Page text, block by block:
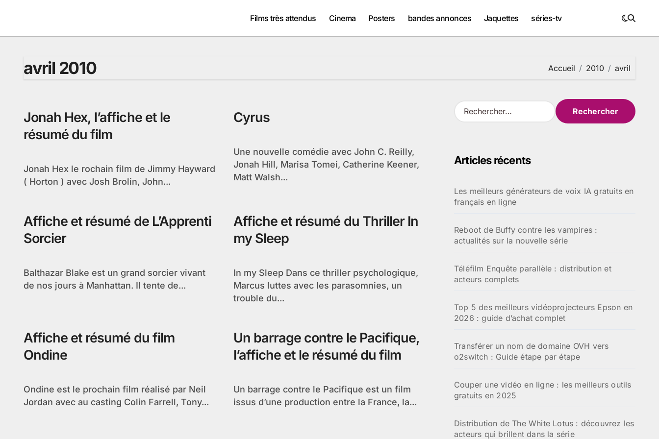
Films très attendus Cinema Posters bandes annonces Jaquettes séries-tv
avril 2010 Accueil 2010 avril
Jonah Hex, l’affiche et le
résumé du film
Jonah Hex le rochain film de Jimmy Hayward
( Horton ) avec Josh Brolin, John...
Cyrus
Une nouvelle comédie avec John C. Reilly,
Jonah Hill, Marisa Tomei, Catherine Keener,
Matt Walsh...
Affiche et résumé de L’Apprenti
Sorcier
Balthazar Blake est un grand sorcier vivant
de nos jours à Manhattan. Il tente de...
Affiche et résumé du Thriller In
my Sleep
In my Sleep Dans ce thriller psychologique,
Marcus luttes avec les parasomnies, un
trouble du...
Affiche et résumé du film
Ondine
Ondine est le prochain film réalisé par Neil
Jordan avec au casting Colin Farrell, Tony...
Un barrage contre le Pacifique,
l’affiche et le résumé du film
Un barrage contre le Pacifique est un film
issus d’une production entre la France, la...
R
e
r
e
r
Articles récents
Les meilleurs générateurs de voix IA gratuits en
français en ligne
Reboot de Buffy contre les vampires :
actualités sur la nouvelle série
Téléfilm Enquête parallèle : distribution et
acteurs complets
Top 5 des meilleurs vidéoprojecteurs Epson en
2026 : guide d’achat complet
Transférer un nom de domaine OVH vers
o2switch : Guide étape par étape
Couper une vidéo en ligne : les meilleurs outils
gratuits en 2025
Distribution de The White Lotus : découvrez les
acteurs qui brillent dans la série